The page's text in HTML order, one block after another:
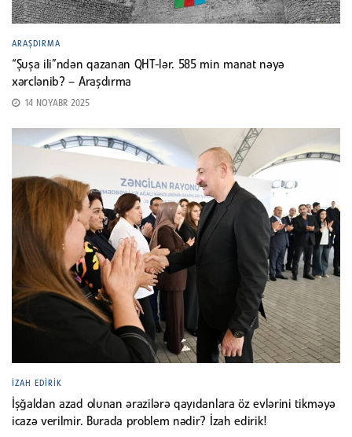
ARAŞDIRMA
“Şuşa ili”ndən qazanan QHT-lər. 585 min manat nəyə
xərclənib? – Araşdırma
14 NOYABR 2025
İZAH EDIRIK
İşğaldan azad olunan ərazilərə qayıdanlara öz evlərini tikməyə
icazə verilmir. Burada problem nədir? İzah edirik!